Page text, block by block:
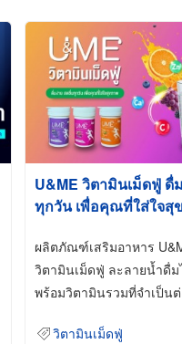
U&ME วิตามินเม็ดฟู่ ดื่
ทุกวัน เพื่อคุณที่ใส่ใจสุ
ผลิตภัณฑ์เสริมอาหาร
วิตามินเม็ดฟู่ ละลายน้ำดื่ม
พร้อมวิตามินรวมที่จำเป็น
วิตามินเม็ดฟู่